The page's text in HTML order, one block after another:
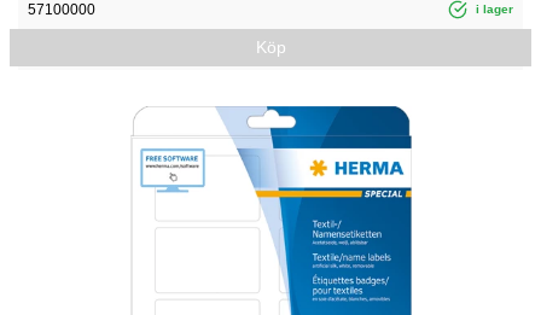
57100000 i lager
Köp